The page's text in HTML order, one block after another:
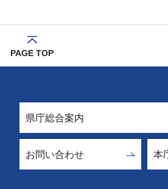
PAGE TOP
県庁総合案内
お問い合わせ 本